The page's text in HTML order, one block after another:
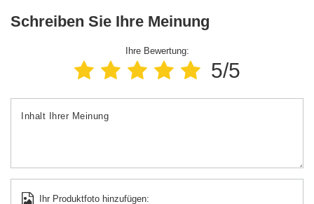
Schreiben Sie Ihre Meinung
Ihre Bewertung:
5/5
Inhalt Ihrer Meinung
Ihr Produktfoto hinzufügen: